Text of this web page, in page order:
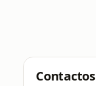
Contactos